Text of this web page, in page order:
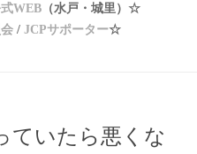
WEB （水戸・城里）☆
/ JCPサポーター☆
ていたら悪くな